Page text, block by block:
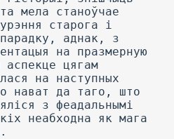
мела станоўчае
старога і
аднак, з
на празмерную
аспекце цягам
на наступных
нават да таго, што
з феадальнымі
неабходна як мага